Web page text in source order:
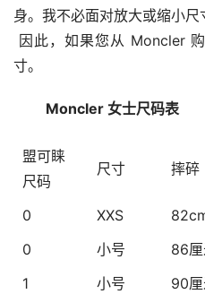
身。我不必面对放大或缩小尺
寸。
Moncler 女士尺码表
盟可睐
尺码
尺寸 摔碎
0 XXS
0
小号 86
1
小号 90